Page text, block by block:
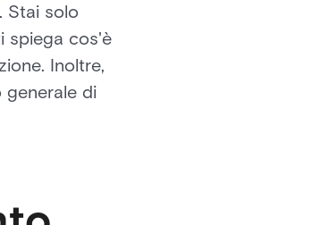
Stai solo
spiega cos'è
Inoltre,
generale di